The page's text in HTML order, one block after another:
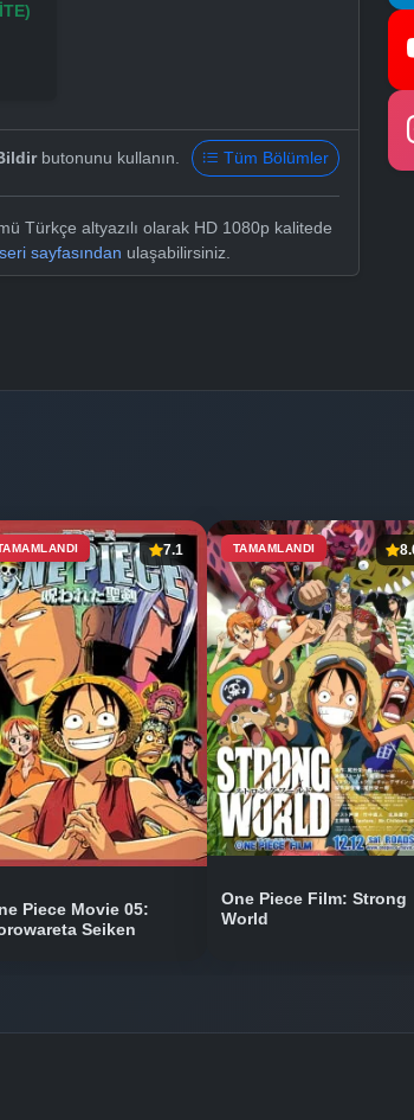
butonunu kullanın. Tüm Bölümler
Türkçe altyazılı olarak HD 1080p kalitede
seri sayfasından ulaşabilirsiniz.
7.1
Piece Movie 05:
Seiken
TAMAMLANDI
One Piece Film: Strong
World